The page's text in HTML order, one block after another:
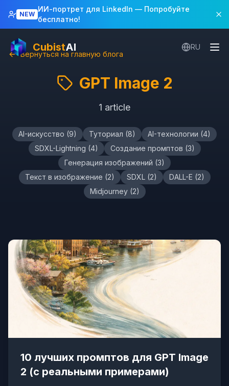
NEW
ИИ-портрет для LinkedIn — Попробуйте
бесплатно!
CubistAI
RU
Вернуться на главную блога
GPT Image 2
1 article
AI-искусство (9) Туториал (8) AI-технологии (4)
SDXL-Lightning (4) Создание промптов (3)
Генерация изображений (3)
Текст в изображение (2) SDXL (2) DALL-E (2)
Midjourney(2)
10 лучших промптов для GPT Image
2 (с реальными примерами)